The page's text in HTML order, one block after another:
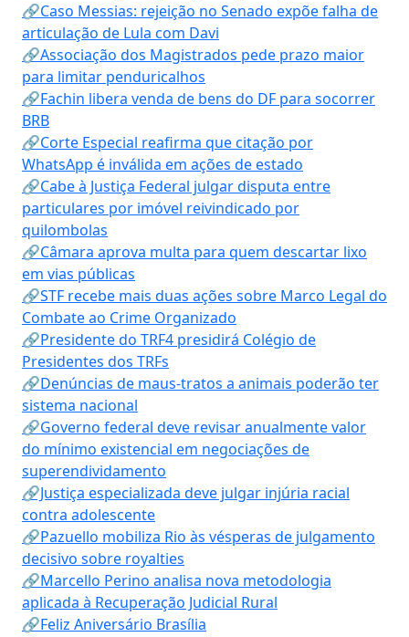
🔗Caso Messias: rejeição no Senado expõe falha de
articulação de Lula com Davi
🔗Associação dos Magistrados pede prazo maior
para limitar penduricalhos
🔗Fachin libera venda de bens do DF para socorrer
BRB
🔗Corte Especial reafirma que citação por
WhatsApp é inválida em ações de estado
🔗Cabe à Justiça Federal julgar disputa entre
particulares por imóvel reivindicado por
quilombolas
🔗Câmara aprova multa para quem descartar lixo
em vias públicas
🔗STF recebe mais duas ações sobre Marco Legal do
Combate ao Crime Organizado
🔗Presidente do TRF4 presidirá Colégio de
Presidentes dos TRFs
🔗Denúncias de maus-tratos a animais poderão ter
sistema nacional
🔗Governo federal deve revisar anualmente valor
do mínimo existencial em negociações de
superendividamento
🔗Justiça especializada deve julgar injúria racial
contra adolescente
🔗Pazuello mobiliza Rio às vésperas de julgamento
decisivo sobre royalties
🔗Marcello Perino analisa nova metodologia
aplicada à Recuperação Judicial Rural
🔗Feliz Aniversário Brasília